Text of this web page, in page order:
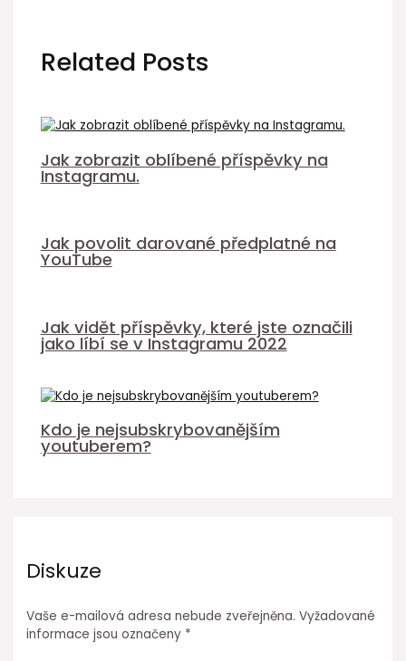
Related Posts
Jak zobrazit oblíbené příspěvky na
Instagramu.
Jak povolit darované předplatné na
YouTube
Jak vidět příspěvky, které jste označili
jako líbí se v Instagramu 2022
Kdo je nejsubskrybovanějším
youtuberem?
Diskuze
Vaše e-mailová adresa nebude zveřejněna. Vyžadované
informace jsou označeny *